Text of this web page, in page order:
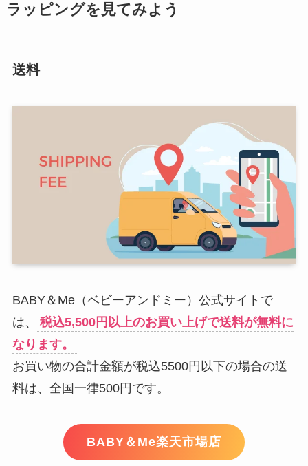
ラッピングを見てみよう
送料
BABY＆Me（ベビーアンドミー）公式サイトで
は、
税込5,500円以上のお買い上げで送料が無料に
なります。
お買い物の合計金額が税込5500円以下の場合の送
料は、全国一律500円です。
BABY＆Me楽天市場店